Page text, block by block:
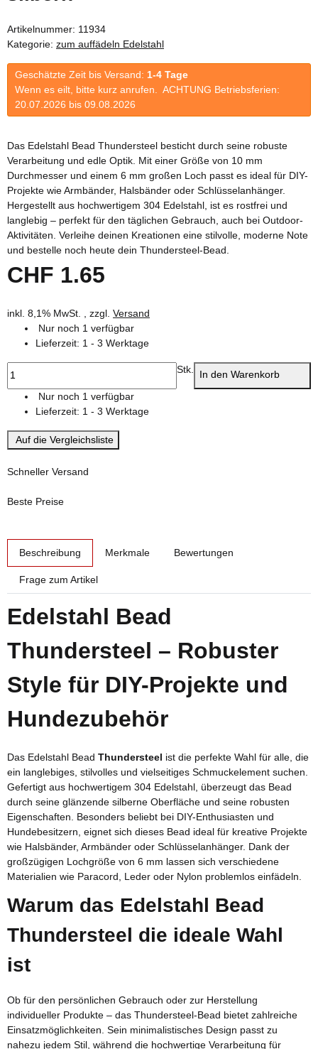
Artikelnummer: 11934
Kategorie: zum auffädeln Edelstahl
Geschätzte Zeit bis Versand: 1-4 Tage
Wenn es eilt, bitte kurz anrufen. ACHTUNG Betriebsferien:
20.07.2026 bis 09.08.2026
Das Edelstahl Bead Thundersteel besticht durch seine robuste
Verarbeitung und edle Optik. Mit einer Größe von 10 mm
Durchmesser und einem 6 mm großen Loch passt es ideal für DIY-
Projekte wie Armbänder, Halsbänder oder Schlüsselanhänger.
Hergestellt aus hochwertigem 304 Edelstahl, ist es rostfrei und
langlebig – perfekt für den täglichen Gebrauch, auch bei Outdoor-
Aktivitäten. Verleihe deinen Kreationen eine stilvolle, moderne Note
und bestelle noch heute dein Thundersteel-Bead.
CHF 1.65
inkl. 8,1% MwSt. , zzgl. Versand
Nur noch 1 verfügbar
Lieferzeit: 1 - 3 Werktage
Stk.
In den Warenkorb
Nur noch 1 verfügbar
Lieferzeit: 1 - 3 Werktage
Auf die Vergleichsliste
Schneller Versand
Beste Preise
Beschreibung Merkmale Bewertungen
Frage zum Artikel
Edelstahl Bead
Thundersteel – Robuster
Style für DIY-Projekte und
Hundezubehör
Das Edelstahl Bead Thundersteel ist die perfekte Wahl für alle, die
ein langlebiges, stilvolles und vielseitiges Schmuckelement suchen.
Gefertigt aus hochwertigem 304 Edelstahl, überzeugt das Bead
durch seine glänzende silberne Oberfläche und seine robusten
Eigenschaften. Besonders beliebt bei DIY-Enthusiasten und
Hundebesitzern, eignet sich dieses Bead ideal für kreative Projekte
wie Halsbänder, Armbänder oder Schlüsselanhänger. Dank der
großzügigen Lochgröße von 6 mm lassen sich verschiedene
Materialien wie Paracord, Leder oder Nylon problemlos einfädeln.
Warum das Edelstahl Bead
Thundersteel die ideale Wahl
ist
Ob für den persönlichen Gebrauch oder zur Herstellung
individueller Produkte – das Thundersteel-Bead bietet zahlreiche
Einsatzmöglichkeiten. Sein minimalistisches Design passt zu
nahezu jedem Stil, während die hochwertige Verarbeitung für